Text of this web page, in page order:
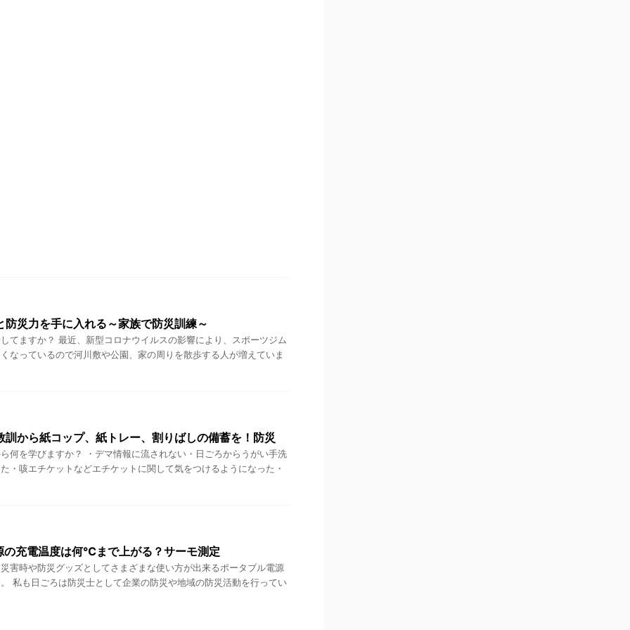
災力を手に入れる～家族で防災訓練～
てますか？ 最近、新型コロナウイルスの影響により、スポーツジム
なっているので河川敷や公園、家の周りを散歩する人が増えていま
から紙コップ、紙トレー、割りばしの備蓄を！防災
何を学びますか？ ・デマ情報に流されない・日ごろからうがい手洗
・咳エチケットなどエチケットに関して気をつけるようになった・
充電温度は何℃まで上がる？サーモ測定
害時や防災グッズとしてさまざまな使い方が出来るポータブル電源
私も日ごろは防災士として企業の防災や地域の防災活動を行ってい